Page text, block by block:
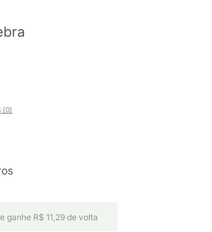
(0)
ganhe R$ 11,29 de volta